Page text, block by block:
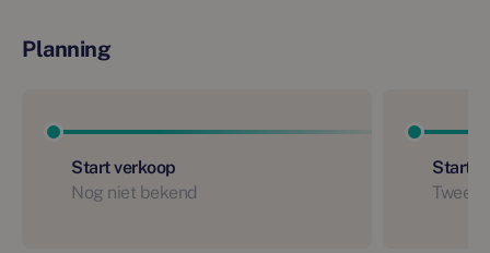
Planning
Start verkoop
Nog niet bekend
Start